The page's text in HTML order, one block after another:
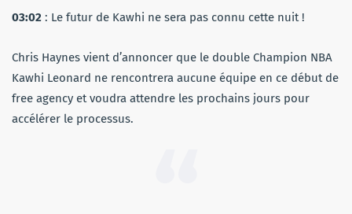
03:02 : Le futur de Kawhi ne sera pas connu cette nuit !
Chris Haynes vient d’annoncer que le double Champion NBA
Kawhi Leonard ne rencontrera aucune équipe en ce début de
free agency et voudra attendre les prochains jours pour
accélérer le processus.